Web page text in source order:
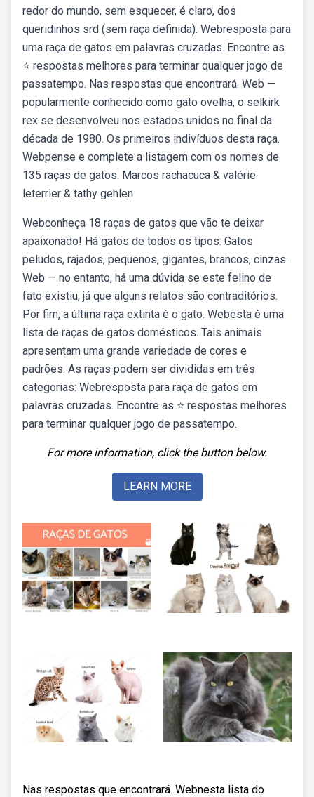
redor do mundo, sem esquecer, é claro, dos
queridinhos srd (sem raça definida). Webresposta para
uma raça de gatos em palavras cruzadas. Encontre as
⭐ respostas melhores para terminar qualquer jogo de
passatempo. Nas respostas que encontrará. Web —
popularmente conhecido como gato ovelha, o selkirk
rex se desenvolveu nos estados unidos no final da
década de 1980. Os primeiros indivíduos desta raça.
Webpense e complete a listagem com os nomes de
135 raças de gatos. Marcos rachacuca & valérie
leterrier & tathy gehlen
Webconheça 18 raças de gatos que vão te deixar
apaixonado! Há gatos de todos os tipos: Gatos
peludos, rajados, pequenos, gigantes, brancos, cinzas.
Web — no entanto, há uma dúvida se este felino de
fato existiu, já que alguns relatos são contraditórios.
Por fim, a última raça extinta é o gato. Webesta é uma
lista de raças de gatos domésticos. Tais animais
apresentam uma grande variedade de cores e
padrões. As raças podem ser divididas em três
categorias: Webresposta para raça de gatos em
palavras cruzadas. Encontre as ⭐ respostas melhores
para terminar qualquer jogo de passatempo.
For more information, click the button below.
LEARN MORE
Nas respostas que encontrará. Webnesta lista do